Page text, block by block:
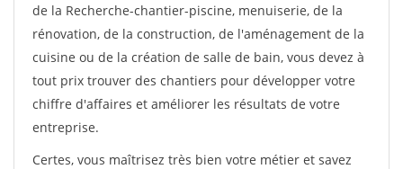
de la Recherche-chantier-piscine, menuiserie, de la
rénovation, de la construction, de l'aménagement de la
cuisine ou de la création de salle de bain, vous devez à
tout prix trouver des chantiers pour développer votre
chiffre d'affaires et améliorer les résultats de votre
entreprise.
Certes, vous maîtrisez très bien votre métier et savez